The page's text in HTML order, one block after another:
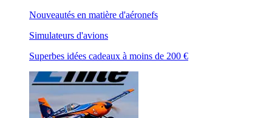
Nouveautés en matière d'aéronefs
Simulateurs d'avions
Superbes idées cadeaux à moins de 200 €